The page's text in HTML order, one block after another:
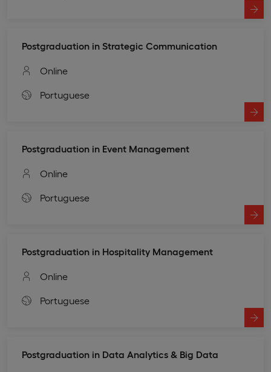
Postgraduation in Strategic Communication
Online
Portuguese
Postgraduation in Event Management
Online
Portuguese
Postgraduation in Hospitality Management
Online
Portuguese
Postgraduation in Data Analytics & Big Data